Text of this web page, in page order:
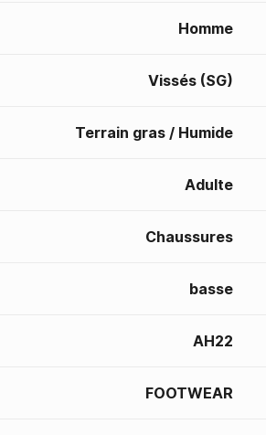
Homme
Vissés (SG)
Terrain gras / Humide
Adulte
Chaussures
basse
AH22
FOOTWEAR